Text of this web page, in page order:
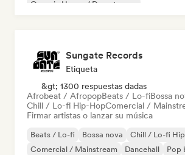
Organic House / Downtempo
Sungate Records
Etiqueta
&gt; 1300 respuestas dadas
Afrobeat / AfropopBeats / Lo-fiBossa
Chill / Lo-fi Hip-HopComercial /
Firmar artistas o lanzar su música
Beats / Lo-fi Bossa nova
Chill / Lo-fi
Comercial / Mainstream
Dancehall
Pop